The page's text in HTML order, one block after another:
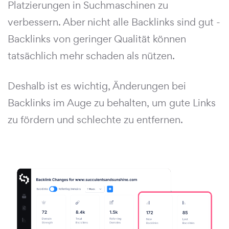
Platzierungen in Suchmaschinen zu
verbessern. Aber nicht alle Backlinks sind gut -
Backlinks von geringer Qualität können
tatsächlich mehr schaden als nützen.
Deshalb ist es wichtig, Änderungen bei
Backlinks im Auge zu behalten, um gute Links
zu fördern und schlechte zu entfernen.